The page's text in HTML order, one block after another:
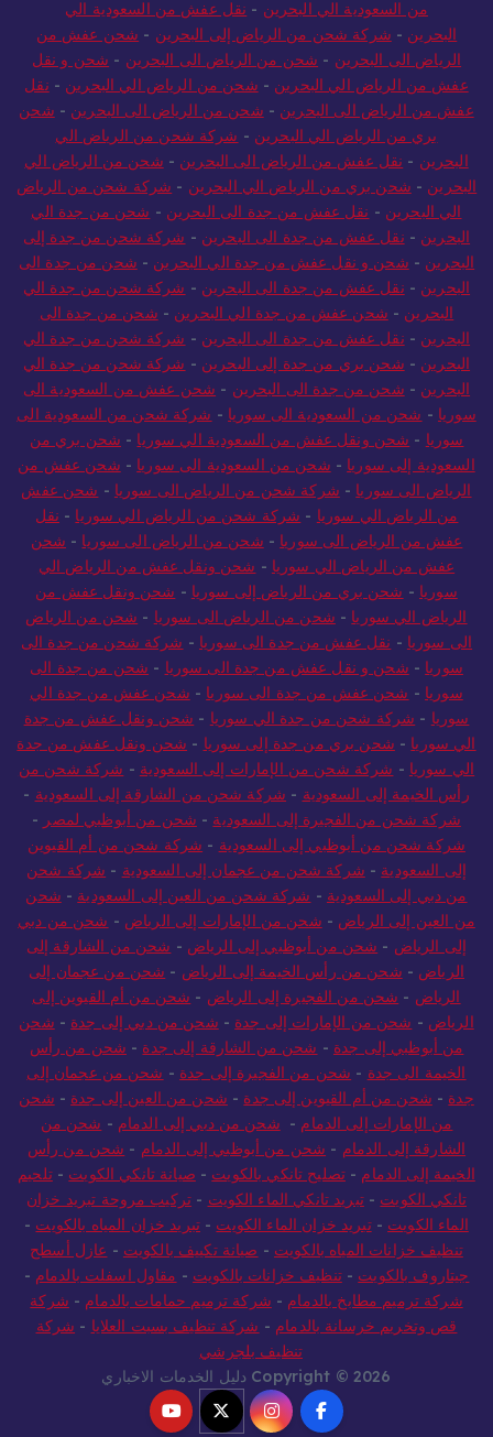
من السعودية الي البحرين - نقل عفش من السعودية الي
البحرين - شركة شحن من الرياض إلى البحرين - شحن عفش من
الرياض الى البحرين - شحن من الرياض الى البحرين - شحن و نقل
عفش من الرياض الي البحرين - شحن من الرياض الي البحرين - نقل
عفش من الرياض الى البحرين - شحن من الرياض الى البحرين - شحن
بري من الرياض الي البحرين - شركة شحن من الرياض الي
البحرين - نقل عفش من الرياض الى البحرين - شحن من الرياض الي
البحرين - شحن بري من الرياض الي البحرين - شركة شحن من الرياض
الي البحرين - نقل عفش من جدة الى البحرين - شحن من جدة الي
البحرين - نقل عفش من جدة الى البحرين - شركة شحن من جدة إلى
البحرين - شحن و نقل عفش من جدة الي البحرين - شحن من جدة الى
البحرين - نقل عفش من جدة الى البحرين - شركة شحن من جدة الي
البحرين - شحن عفش من جدة الي البحرين - شحن من جدة الى
البحرين - نقل عفش من جدة الى البحرين - شركة شحن من جدة الي
البحرين - شحن بري من جدة إلى البحرين - شركة شحن من جدة الي
البحرين - شحن من جدة الى البحرين - شحن عفش من السعودية الى
سوريا - شحن من السعودية الى سوريا - شركة شحن من السعودية الى
سوريا - شحن ونقل عفش من السعودية الي سوريا - شحن بري من
السعودية إلى سوريا - شحن من السعودية الى سوريا - شحن عفش من
الرياض الى سوريا - شركة شحن من الرياض الى سوريا - شحن عفش
من الرياض الي سوريا - شركة شحن من الرياض الي سوريا - نقل
عفش من الرياض الى سوريا - شحن من الرياض الى سوريا - شحن
عفش من الرياض الي سوريا - شحن ونقل عفش من الرياض الي
سوريا - شحن بري من الرياض إلى سوريا - شحن ونقل عفش من
الرياض الي سوريا - شحن من الرياض الى سوريا - شحن من الرياض
الى سوريا - نقل عفش من جدة الى سوريا - شركة شحن من جدة الى
سوريا - شحن و نقل عفش من جدة الى سوريا - شحن من جدة الى
سوريا - شحن عفش من جدة الى سوريا - شحن عفش من جدة الي
سوريا - شركة شحن من جدة الي سوريا - شحن ونقل عفش من جدة
الي سوريا - شحن بري من جدة إلى سوريا - شحن ونقل عفش من جدة
الي سوريا - شركة شحن من الإمارات إلى السعودية - شركة شحن من
رأس الخيمة إلى السعودية - شركة شحن من الشارقة إلى السعودية -
شركة شحن من الفجيرة إلى السعودية - شحن من أبوظبي لمصر -
شركة شحن من أبوظبي إلى السعودية - شركة شحن من أم القيوين
إلى السعودية - شركة شحن من عجمان إلى السعودية - شركة شحن
من دبي إلى السعودية - شركة شحن من العين إلى السعودية - شحن
من العين إلى الرياض - شحن من الإمارات إلى الرياض - شحن من دبي
إلى الرياض - شحن من أبوظبي إلى الرياض - شحن من الشارقة إلى
الرياض - شحن من رأس الخيمة إلى الرياض - شحن من عجمان إلى
الرياض - شحن من الفجيرة إلى الرياض - شحن من أم القيوين إلى
الرياض - شحن من الإمارات إلى جدة - شحن من دبي إلى جدة - شحن
من أبوظبي إلى جدة - شحن من الشارقة إلى جدة - شحن من رأس
الخيمة الى جدة - شحن من الفجيرة إلى جدة - شحن من عجمان إلى
جدة - شحن من أم القيوين إلى جدة - شحن من العين إلى جدة - شحن
من الإمارات إلى الدمام - شحن من دبي إلى الدمام - شحن من
الشارقة إلى الدمام - شحن من أبوظبي إلى الدمام - شحن من رأس
الخيمة إلى الدمام -تصليح تانكي بالكويت - صيانة تانكي الكويت -تلحيم
تانكي الكويت -تبريد تانكي الماء الكويت - تركيب مروحة تبريد خزان
الماء الكويت -تبريد خزان الماء الكويت - تبريد خزان المياه بالكويت -
تنظيف خزانات المياه بالكويت - صيانة تكييف بالكويت - عازل أسطح
جيتاروف بالكويت -تنظيف خزانات بالكويت - مقاول اسفلت بالدمام -
شركة ترميم مطابخ بالدمام - شركة ترميم حمامات بالدمام - شركة
قص وتخريم خرسانة بالدمام - شركة تنظيف بسبت العلايا - شركة
تنظيف بلجرشي
Copyright © 2026 دليل الخدمات الاخباري